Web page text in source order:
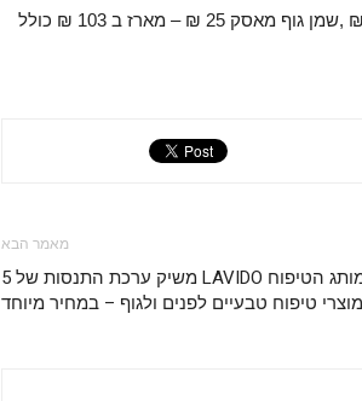
24.90 ₪ , סבון גוף מאסק ב 20 ₪, בושם לבית וניל מאסק 19.90 ₪ ,שמן גוף מאסק 25 ₪ – מארז ב 103 ₪ כולל
מאמר הבא
מותג הטיפוח LAVIDO משיק ערכת התנסות של 5
מוצרי טיפוח טבעיים לפנים ולגוף – במחיר מיוחד